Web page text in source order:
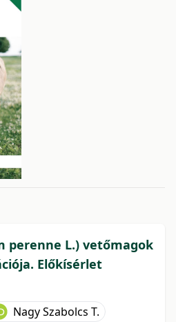
perenne L.) vetőmagok
Előkísérlet
Nagy Szabolcs T.